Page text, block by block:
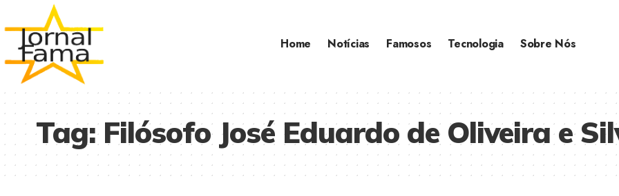
Home Notícias Famosos Tecnologia Sobre Nós
Tag:Filósofo José Eduardo de Oliveira e